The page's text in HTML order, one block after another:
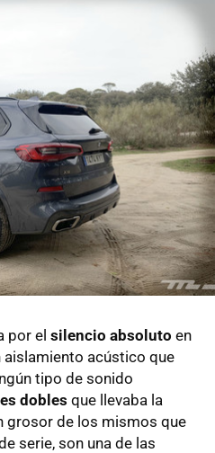
por el silencio absoluto en
aislamiento acústico que
tipo de sonido
dobles que llevaba la
grosor de los mismos que
serie, son una de las